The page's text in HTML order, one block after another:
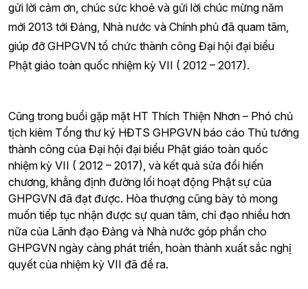
gửi lời cảm ơn, chúc sức khoẻ và gửi lời chúc mừng năm
mới 2013 tới Đảng, Nhà nước và Chính phủ đã quam tâm,
giúp đỡ GHPGVN tổ chức thành công Đại hội đại biểu
Phật giáo toàn quốc nhiệm kỳ VII ( 2012 – 2017).
Cũng trong buổi gặp mặt HT Thích Thiện Nhơn – Phó chủ
tịch kiêm Tổng thư ký HĐTS GHPGVN báo cáo Thủ tướng
thành công của Đại hội đại biểu Phật giáo toàn quốc
nhiệm kỳ VII ( 2012 – 2017), và kết quả sửa đổi hiến
chương, khẳng định đường lối hoạt động Phật sự của
GHPGVN đã đạt được. Hòa thượng cũng bày tỏ mong
muốn tiếp tục nhận được sự quan tâm, chỉ đạo nhiều hơn
nữa của Lãnh đạo Đảng và Nhà nước góp phần cho
GHPGVN ngày càng phát triển, hoàn thành xuất sắc nghị
quyết của nhiệm kỳ VII đã đề ra.